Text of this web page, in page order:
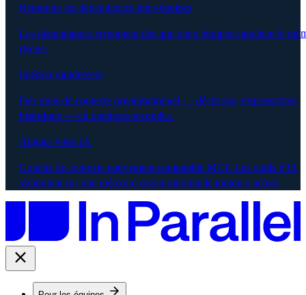
Remonter les dépendances inter-équipes
Les dépendances remontent dès que deux équipes signalent le
risque.
Intégrer rapidement
Des mois de contexte organisationnel — décisions, responsables,
historique — en quelques secondes.
Aligner votre IA
Couche de contexte nativement compatible MCP. Les outils d'IA
s'appuient sur une mémoire organisationnelle toujours active.